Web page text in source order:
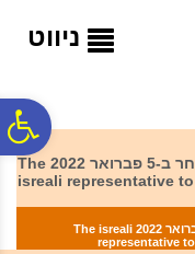
ניווט
הנציג הישראלי לתחרות אירוויזיון 2022 יבחר ב-5 פברואר 2022 The
isreali representative
הנציג הישראלי לתחרות אירוויזיון 2022 יבחר ב-5 פברואר 2022 The isreali
representative